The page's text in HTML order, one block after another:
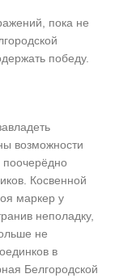
пока не
победу.
возможности
поочерёдно
Косвенной
маркер у
неполадку,
не
в
Белгородской